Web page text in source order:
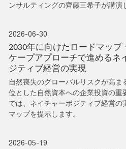
ンサルティングの齊藤三希子が講演
2026-06-30
2030年に向けたロードマップ
ケープアプローチで進めるネ
ジティブ経営の実現
自然喪失のグローバルリスクが高
位とした自然資本への企業投資の重
では、ネイチャーポジティブ経営の
マップを提示します。
2026-05-19